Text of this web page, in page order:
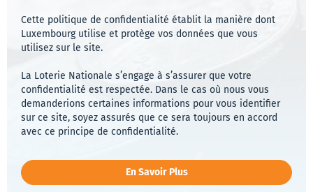
de
Cette politique de confidentialité établit la manière dont
Luxembourg utilise et protège vos données que vous
utilisez sur le site.
La Loterie Nationale s’engage à s’assurer que votre
confidentialité est respectée. Dans le cas où nous vous
demanderions certaines informations pour vous identifier
sur ce site, soyez assurés que ce sera toujours en accord
avec ce principe de confidentialité.
En Savoir Plus